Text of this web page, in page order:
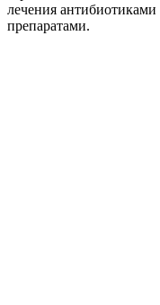
лечения
препаратами.